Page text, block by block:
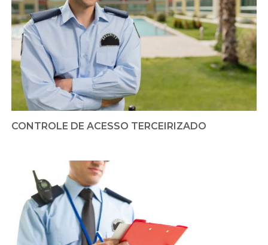
CONTROLE DE ACESSO TERCEIRIZADO